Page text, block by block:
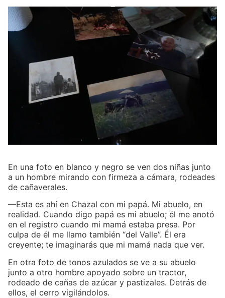
En una foto en blanco y negro se ven dos niñas junto
a un hombre mirando con firmeza a cámara, rodeades
de cañaverales.
—Esta es ahí en Chazal con mi papá. Mi abuelo, en
realidad. Cuando digo papá es mi abuelo; él me anotó
en el registro cuando mi mamá estaba presa. Por
culpa de él me llamo también “del Valle”. Él era
creyente; te imaginarás que mi mamá nada que ver.
En otra foto de tonos azulados se ve a su abuelo
junto a otro hombre apoyado sobre un tractor,
rodeado de cañas de azúcar y pastizales. Detrás de
ellos, el cerro vigilándolos.